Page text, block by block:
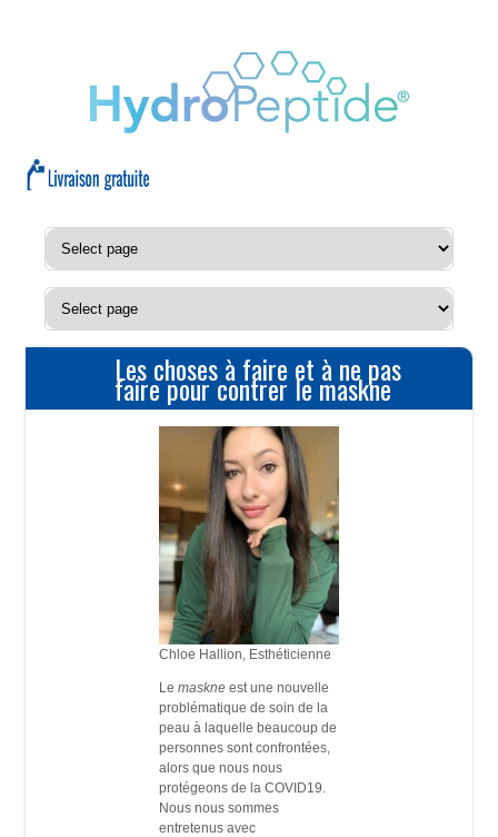
Les choses à faire et à ne pas
faire pour contrer le maskne
Chloe Hallion, Esthéticienne
Le maskne est une nouvelle
problématique de soin de la
peau à laquelle beaucoup de
personnes sont confrontées,
alors que nous nous
protégeons de la COVID19.
Nous nous sommes
entretenus avec